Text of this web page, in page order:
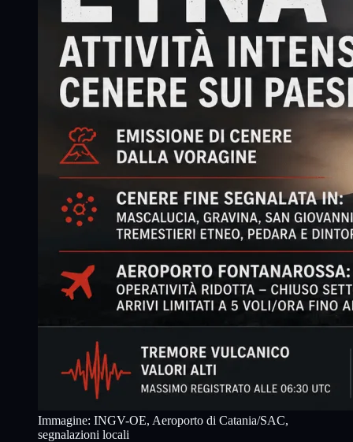
Immagine: INGV-OE, Aeroporto di Catania/SAC,
segnalazioni locali